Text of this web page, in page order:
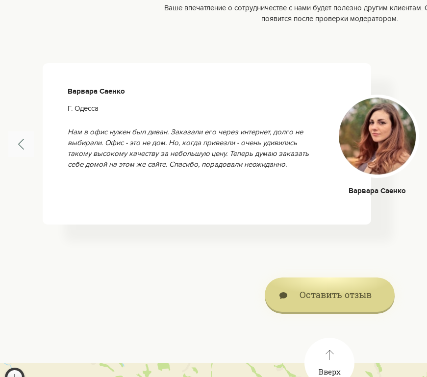
Ваше впечатление о сотрудничестве с нами будет полезно другим клиентам.
появится после проверки модератором.
Варвара Саенко
Г. Одесса
Нам в офис нужен был диван. Заказали его через интернет, долго не
выбирали. Офис - это не дом. Но, когда привезли - очень удивились
такому высокому качеству за небольшую цену. Теперь думаю заказать
себе домой на этом же сайте. Спасибо, порадовали неожиданно.
Варвара Саенко
Оставить отзыв
Вверх